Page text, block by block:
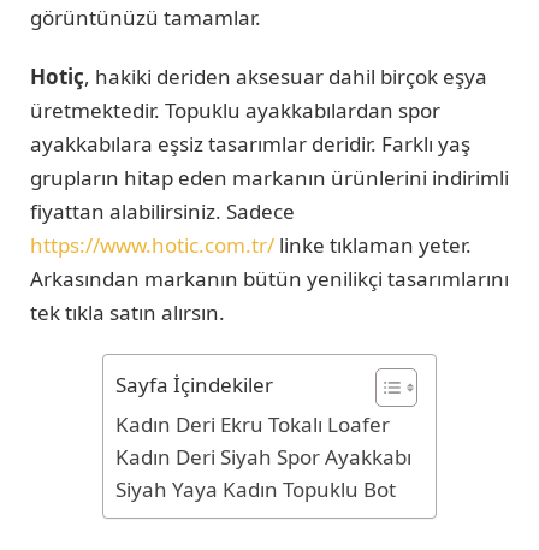
görüntünüzü tamamlar.
Hotiç, hakiki deriden aksesuar dahil birçok eşya
üretmektedir. Topuklu ayakkabılardan spor
ayakkabılara eşsiz tasarımlar deridir. Farklı yaş
grupların hitap eden markanın ürünlerini indirimli
fiyattan alabilirsiniz. Sadece
https://www.hotic.com.tr/ linke tıklaman yeter.
Arkasından markanın bütün yenilikçi tasarımlarını
tek tıkla satın alırsın.
Sayfa İçindekiler
Kadın Deri Ekru Tokalı Loafer
Kadın Deri Siyah Spor Ayakkabı
Siyah Yaya Kadın Topuklu Bot